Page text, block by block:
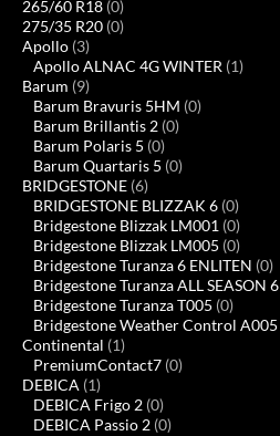
265/60 R18 (0)
275/35 R20 (0)
Apollo (3)
Apollo ALNAC 4G WINTER (1)
Barum (9)
Barum Bravuris 5HM (0)
Barum Brillantis 2 (0)
Barum Polaris 5 (0)
Barum Quartaris 5 (0)
BRIDGESTONE (6)
BRIDGESTONE BLIZZAK 6 (0)
Bridgestone Blizzak LM001 (0)
Bridgestone Blizzak LM005 (0)
Bridgestone Turanza 6 ENLITEN (0)
Bridgestone Turanza ALL SEASON 6
Bridgestone Turanza T005 (0)
Bridgestone Weather Control A005
Continental (1)
PremiumContact7 (0)
DEBICA (1)
DEBICA Frigo 2 (0)
DEBICA Passio 2 (0)